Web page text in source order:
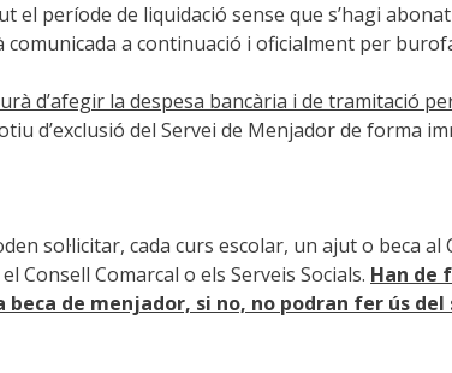
el període de liquidació sense que s’hagi
comunicada a continuació i oficialment per
d’afegir la despesa bancària i de tramitació
d’exclusió del Servei de Menjador de forma
sol·licitar, cada curs escolar, un ajut o beca
Consell Comarcal o els Serveis Socials. Han de
de menjador, si no, no podran fer ús del